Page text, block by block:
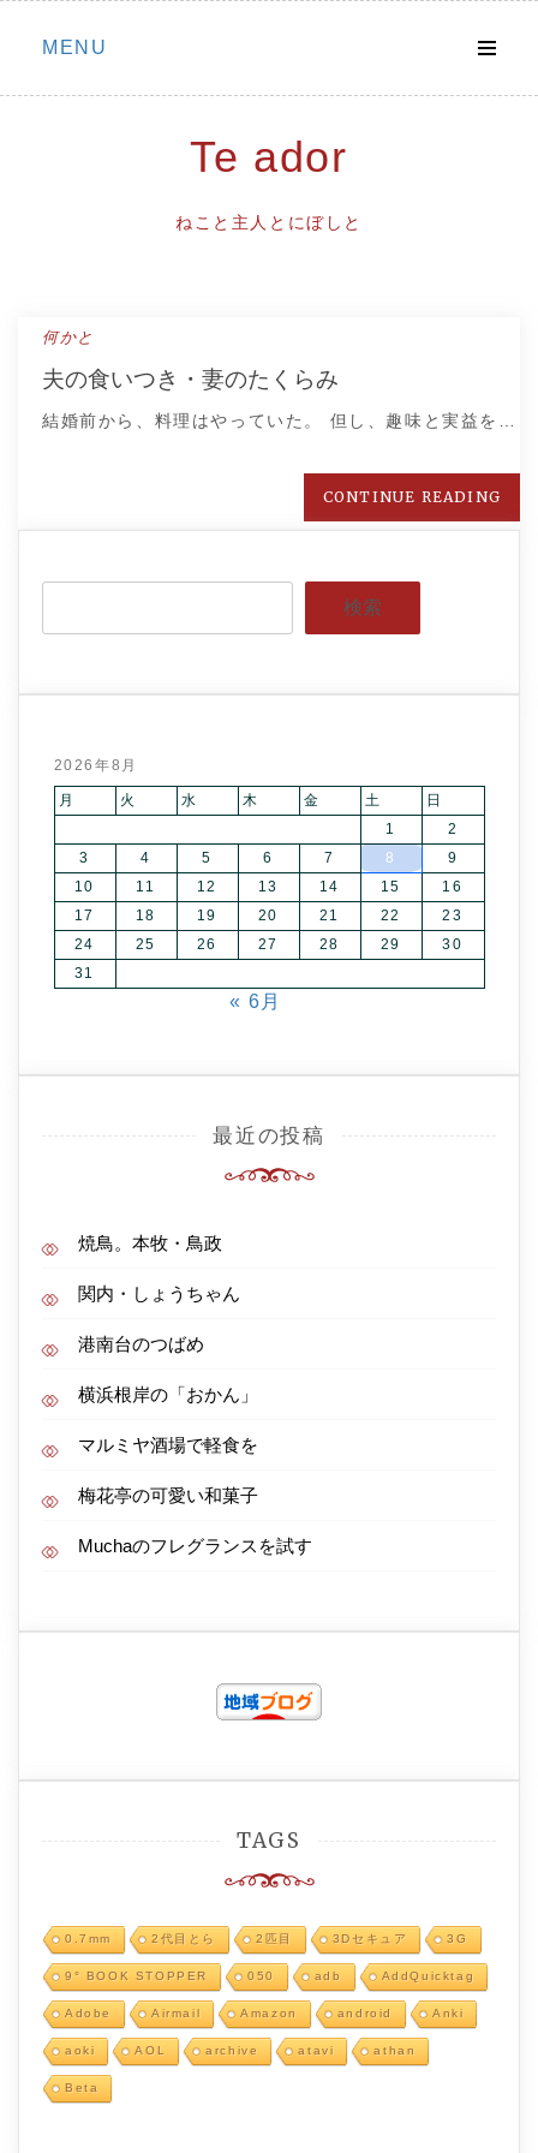
Skip
MENU
Te ador
ねこと主人とにぼしと
何かと
夫の食いつき・妻のたくらみ
結婚前から、料理はやっていた。 但し、趣味と実益を…
CONTINUE READING
検索
2026年8月
月 火 水 木 金 土
日
1
2
3
4 5 6 7 8
9
10
11 12 13 14 15
16
17
18 19 20 21 22
23
24
25 26 27 28 29
30
31
« 6月
最近の投稿
焼鳥。本牧・鳥政
関内・しょうちゃん
港南台のつばめ
横浜根岸の「おかん」
マルミヤ酒場で軽食を
梅花亭の可愛い和菓子
Muchaのフレグランスを試す
TAGS
0.7mm 2代目とら 2匹目 3Dセキュア 3G
9° BOOK STOPPER 050 adb AddQuicktag
Adobe Airmail Amazon android Anki
aoki AOL archive atavi athan
Beta